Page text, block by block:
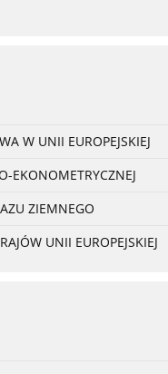
W UNII EUROPEJSKIEJ
EKONOMETRYCZNEJ
ZIEMNEGO
UNII EUROPEJSKIEJ